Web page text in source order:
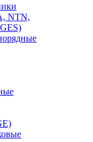
NTN,